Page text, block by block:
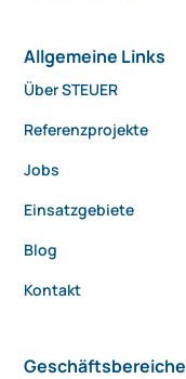
Allgemeine Links
Über STEUER
Referenzprojekte
Jobs
Einsatzgebiete
Blog
Kontakt
Geschäftsbereiche